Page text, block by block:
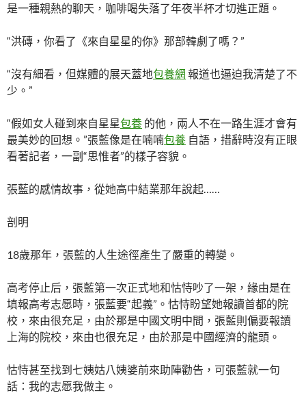
是一種親熱的聊天，咖啡喝失落了年夜半杯才切進正題。
“洪磚，你看了《來自星星的你》那部韓劇了嗎？”
“沒有細看，但媒體的展天蓋地包養網 報道也逼迫我清楚了不
少。”
“假如女人碰到來自星星包養 的他，兩人不在一路生涯才會有
最美妙的回想。”張藍像是在喃喃包養 自語，措辭時沒有正眼
看著記者，一副“思惟者”的樣子容貌。
張藍的感情故事，從她高中結業那年說起……
剖明
18歲那年，張藍的人生途徑產生了嚴重的轉變。
高考停止后，張藍第一次正式地和怙恃吵了一架，緣由是在
填報高考志愿時，張藍要“起義”。怙恃盼望她報讀首都的院
校，來由很充足，由於那是中國文明中間，張藍則偏要報讀
上海的院校，來由也很充足，由於那是中國經濟的龍頭。
怙恃甚至找到七姨姑八姨婆前來助陣勸告，可張藍就一句
話：我的志愿我做主。